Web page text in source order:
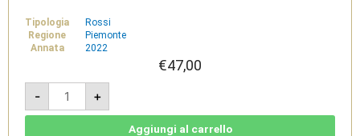
Tipologia
Rossi
Regione
Piemonte
Annata
2022
€47,00
-
Barolo
DOCG
PERARMANDO
-
+
Aggiungi al carrello